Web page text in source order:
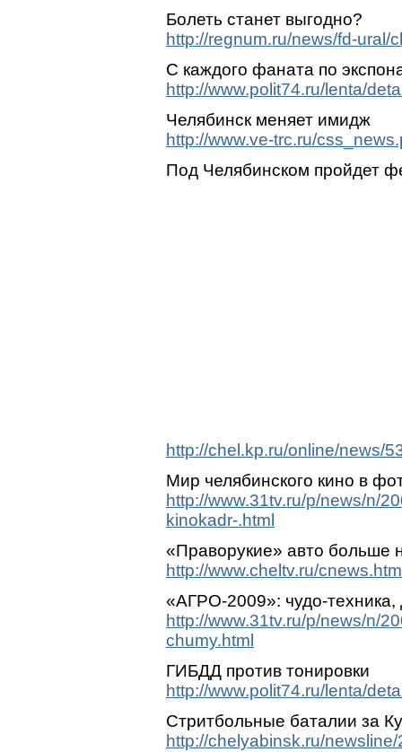
Болеть станет выгодно?
http://regnum.ru/news/fd-ural/
С каждого фаната по
http://www.polit74.ru/lenta/
Челябинск меняет имидж
http://www.ve-trc.ru/
Под Челябинском пройдет
http://chel.kp.ru/online/news/
Мир челябинского кино в
http://www.31tv.ru/p/news/n/
kinokadr-.html
«Праворукие» авто больше
http://www.cheltv.ru/
«АГРО-2009»: чудо-техника,
http://www.31tv.ru/p/news/n/
chumy.html
ГИБДД против тонировки
http://www.polit74.ru/lenta/
Стритбольные баталии за
http://chelyabinsk.ru/